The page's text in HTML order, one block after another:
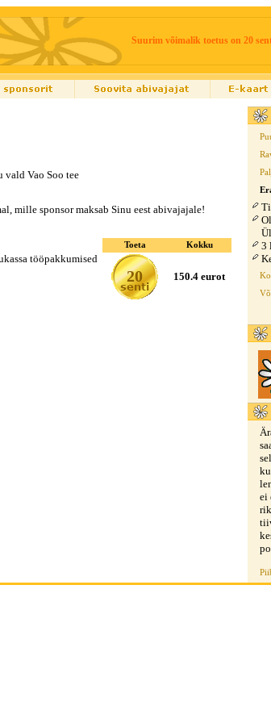
Suurim võimalik toetus on 20
vald Vao Soo tee
mille sponsor maksab Sinu eest abivajajale!
Toeta
Kokku
tööpakkumised
20 150.4 eurot
3
ei